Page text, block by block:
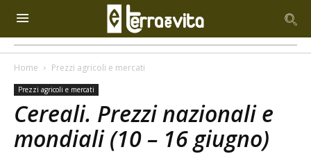
Home Prezzi agricoli e mercati
Prezzi agricoli e mercati
Cereali. Prezzi nazionali e
mondiali (10 – 16 giugno)